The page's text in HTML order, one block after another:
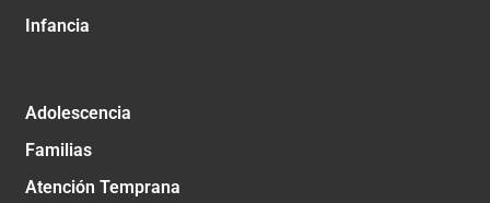
Infancia
Adolescencia
Familias
Atención Temprana